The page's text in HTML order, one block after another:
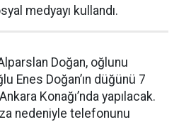
medyayı kullandı.
Doğan, oğlunu
Enes Doğan’ın düğünü 7
Konağı’nda yapılacak.
nedeniyle telefonunu